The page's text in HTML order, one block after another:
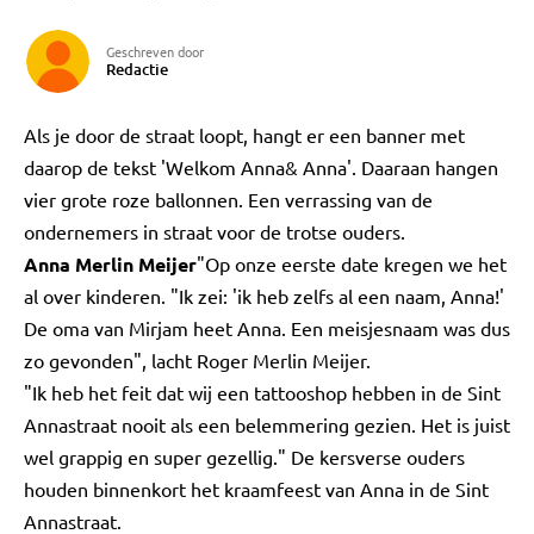
Geschreven door
Redactie
Als je door de straat loopt, hangt er een banner met
daarop de tekst 'Welkom Anna& Anna'. Daaraan hangen
vier grote roze ballonnen. Een verrassing van de
ondernemers in straat voor de trotse ouders.
Anna Merlin Meijer"Op onze eerste date kregen we het
al over kinderen. "Ik zei: 'ik heb zelfs al een naam, Anna!'
De oma van Mirjam heet Anna. Een meisjesnaam was dus
zo gevonden", lacht Roger Merlin Meijer.
"Ik heb het feit dat wij een tattooshop hebben in de Sint
Annastraat nooit als een belemmering gezien. Het is juist
wel grappig en super gezellig." De kersverse ouders
houden binnenkort het kraamfeest van Anna in de Sint
Annastraat.